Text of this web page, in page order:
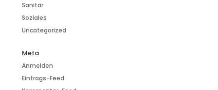
Sanitär
Soziales
Uncategorized
Meta
Anmelden
Eintrags-Feed